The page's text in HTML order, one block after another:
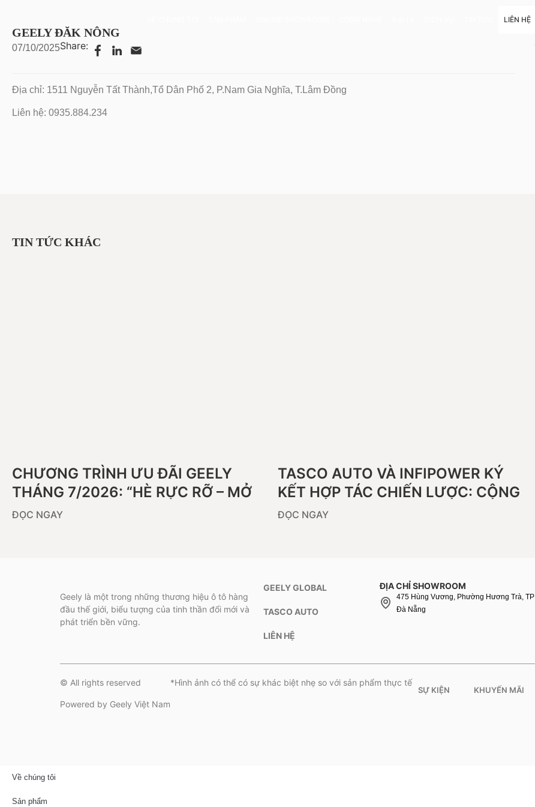
LIÊN HỆ
GEELY ĐĂK NÔNG
07/10/2025Share:
Địa chỉ: 1511 Nguyễn Tất Thành,Tổ Dân Phố 2, P.Nam Gia Nghĩa, T.Lâm Đồng
Liên hệ: 0935.884.234
TIN TỨC KHÁC
CHƯƠNG TRÌNH ƯU ĐÃI GEELY
THÁNG 7/2026: “HÈ RỰC RỠ – MỞ
LỐI TRẢI NGHIỆM”
ĐỌC NGAY
TASCO AUTO VÀ INFIPOWER KÝ
KẾT HỢP TÁC CHIẾN LƯỢC: CỘNG
HƯỞNG HỆ SINH THÁI, THÚC ĐẨY
ĐỌC NGAY
Geely là một trong những thương hiệu ô tô hàng
đầu thế giới, biểu tượng của tinh thần đổi mới và
phát triển bền vững.
GEELY GLOBAL
TASCO AUTO
LIÊN HỆ
ĐỊA CHỈ SHOWROOM
475 Hùng Vương, Phường Hương Trà, TP
Đà Nẵng
© All rights reserved
Powered by Geely Việt Nam
*Hình ảnh có thể có sự khác biệt nhẹ so với sản phẩm thực tế
SỰ KIỆN KHUYẾN MÃI
Về chúng tôi
Sản phẩm